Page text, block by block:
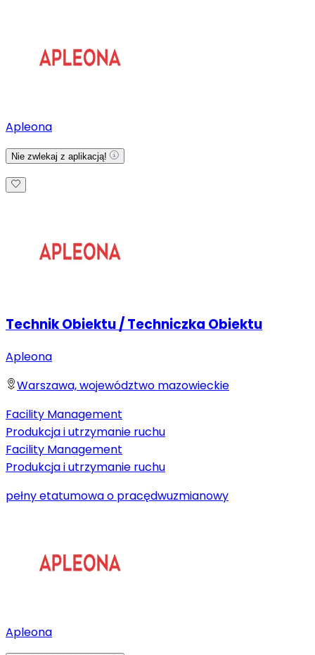
Apleona
Nie zwlekaj z aplikacją!
Technik Obiektu / Techniczka Obiektu
Apleona
Warszawa, województwo mazowieckie
Facility Management
Produkcja i utrzymanie ruchu
Facility Management
Produkcja i utrzymanie ruchu
pełny etatumowa o pracędwuzmianowy
Apleona